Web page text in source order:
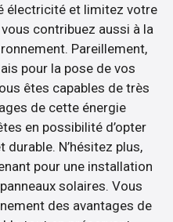
électricité et limitez votre
contribuez aussi à la
Pareillement,
pour la pose de vos
êtes capables de très
de cette énergie
en possibilité d’opter
durable. N’hésitez plus,
pour une installation
solaires. Vous
des avantages de